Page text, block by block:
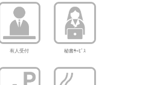
有人受付 秘書ｻｰﾋﾞｽ